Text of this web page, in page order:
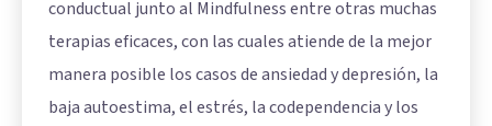
conductual junto al Mindfulness entre otras muchas
terapias eficaces, con las cuales atiende de la mejor
manera posible los casos de ansiedad y depresión, la
baja autoestima, el estrés, la codependencia y los